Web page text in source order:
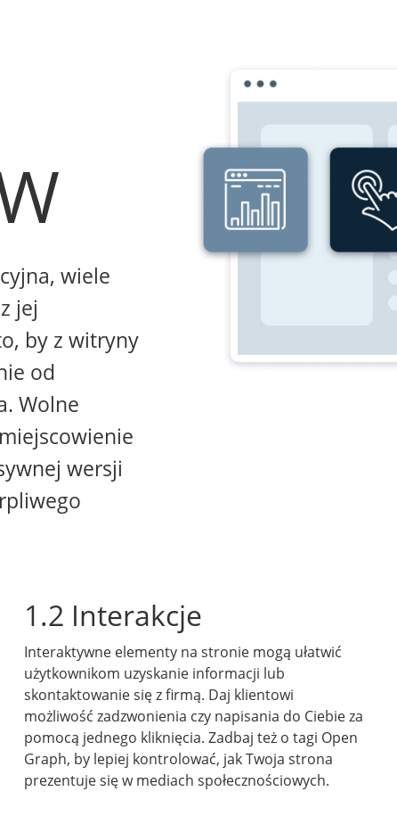
wiele
jej
by z witryny
od
Wolne
wersji
1.2 Interakcje
Interaktywne elementy na stronie mogą ułatwić
użytkownikom uzyskanie informacji lub
skontaktowanie się z firmą. Daj klientowi
możliwość zadzwonienia czy napisania do Ciebie za
pomocą jednego kliknięcia. Zadbaj też o tagi Open
Graph, by lepiej kontrolować, jak Twoja strona
prezentuje się w mediach społecznościowych.